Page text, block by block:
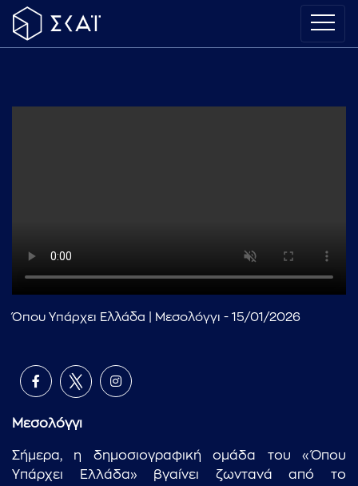
Όπου Υπάρχει Ελλάδα | Μεσολόγγι - 15/01/2026
Μεσολόγγι
Σήμερα, η δημοσιογραφική ομάδα του «Όπου
Υπάρχει Ελλάδα» βγαίνει ζωντανά από το